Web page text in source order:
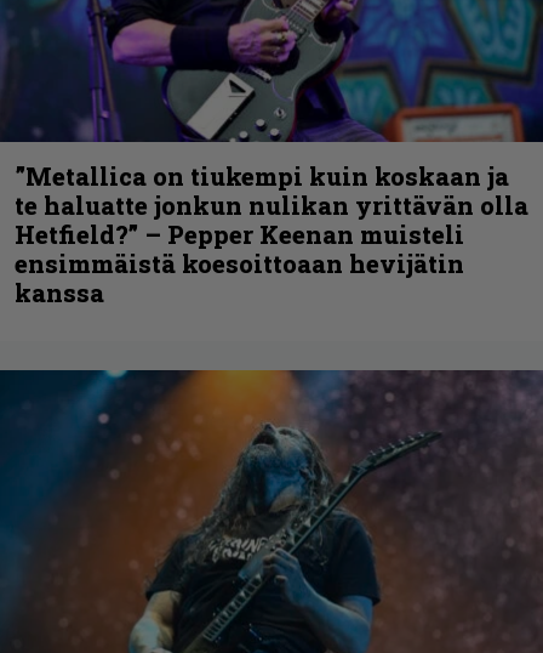
”Metallica on tiukempi kuin koskaan ja
te haluatte jonkun nulikan yrittävän olla
Hetfield?” – Pepper Keenan muisteli
ensimmäistä koesoittoaan hevijätin
kanssa